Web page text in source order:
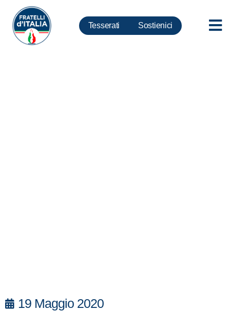
Tesserati Sostienici
19 Maggio 2020